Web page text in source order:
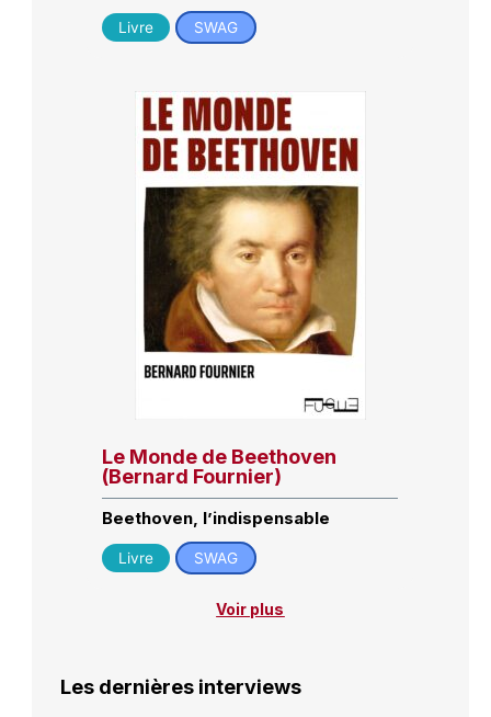
Livre SWAG
Le Monde de Beethoven
(Bernard Fournier)
Beethoven, l’indispensable
Livre SWAG
Voir plus
Les dernières interviews